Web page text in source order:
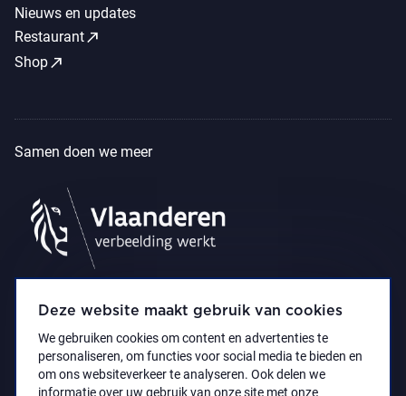
Deze website maakt gebruik van cookies
We gebruiken cookies om content en advertenties te
personaliseren, om functies voor social media te bieden en
om ons websiteverkeer te analyseren. Ook delen we
informatie over uw gebruik van onze site met onze
Nieuws en updates
Restaurantcall_made
Shopcall_made
Samen doen we meer